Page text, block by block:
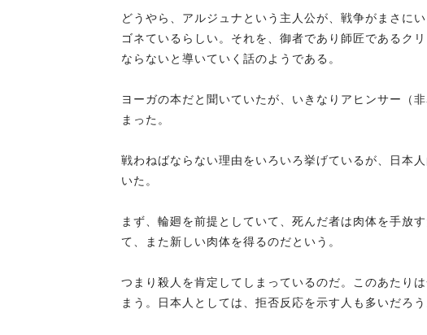
どうやら、アルジュナという主人公が、戦争がまさに
ゴネているらしい。それを、御者であり師匠であるク
ならないと導いていく話のようである。
ヨーガの本だと聞いていたが、いきなりアヒンサー（
まった。
戦わねばならない理由をいろいろ挙げているが、日本
いた。
まず、輪廻を前提としていて、死んだ者は肉体を手放
て、また新しい肉体を得るのだという。
つまり殺人を肯定してしまっているのだ。このあたり
まう。日本人としては、拒否反応を示す人も多いだろう